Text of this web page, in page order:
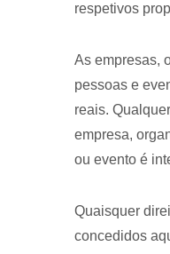
respetivos
As empresas,
pessoas e
reais.
empresa,
ou evento é
Quaisquer
concedidos